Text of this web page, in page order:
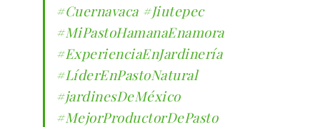
#Cuernavaca #Jiutepec
#MiPastoHamanaEnamora
#ExperienciaEnJardinería
#LíderEnPastoNatural
#jardinesDeMéxico
#MejorProductorDePasto